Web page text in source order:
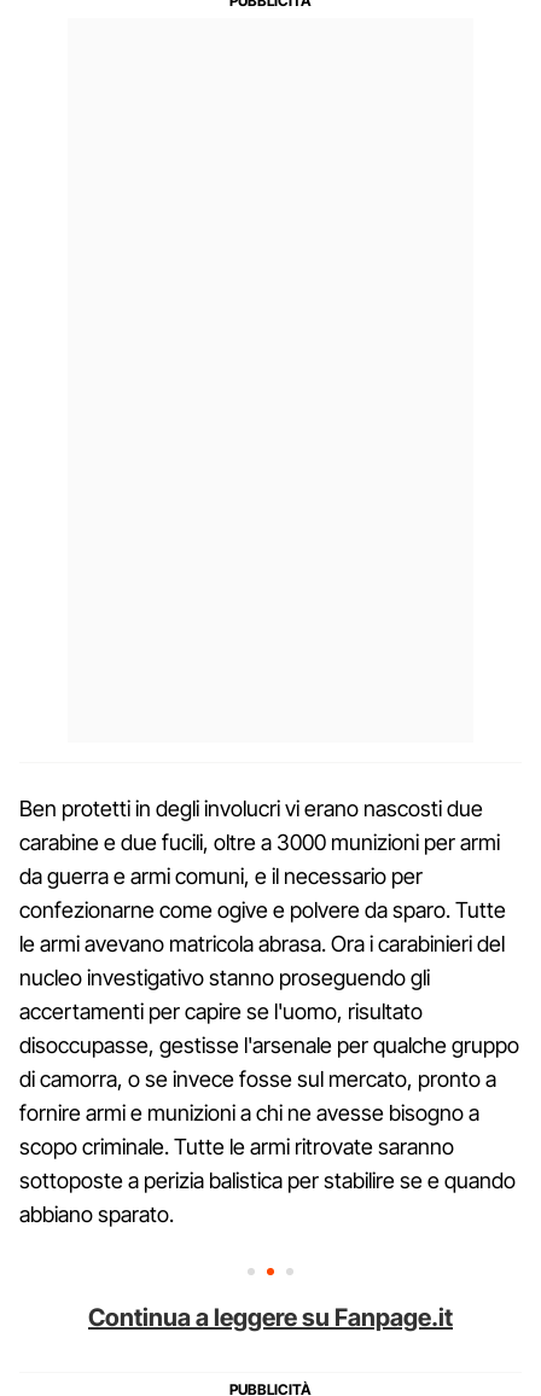
Ben protetti in degli involucri vi erano nascosti due
carabine e due fucili, oltre a 3000 munizioni per armi
da guerra e armi comuni, e il necessario per
confezionarne come ogive e polvere da sparo. Tutte
le armi avevano matricola abrasa. Ora i carabinieri del
nucleo investigativo stanno proseguendo gli
accertamenti per capire se l'uomo, risultato
disoccupasse, gestisse l'arsenale per qualche gruppo
di camorra, o se invece fosse sul mercato, pronto a
fornire armi e munizioni a chi ne avesse bisogno a
scopo criminale. Tutte le armi ritrovate saranno
sottoposte a perizia balistica per stabilire se e quando
abbiano sparato.
Continua a leggere su Fanpage.it